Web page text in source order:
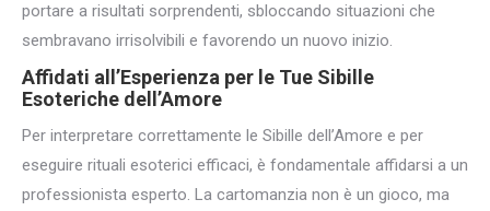
portare a risultati sorprendenti, sbloccando situazioni che
sembravano irrisolvibili e favorendo un nuovo inizio.
Affidati all’Esperienza per le Tue Sibille
Esoteriche dell’Amore
Per interpretare correttamente le Sibille dell’Amore e per
eseguire rituali esoterici efficaci, è fondamentale affidarsi a un
professionista esperto. La cartomanzia non è un gioco, ma